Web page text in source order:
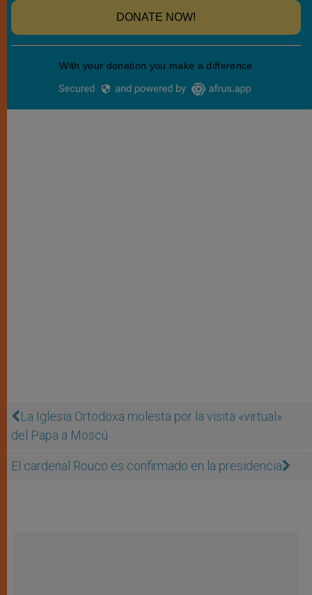
La Iglesia Ortodoxa molesta por la visita «virtual»
del Papa a Moscú
El cardenal Rouco es confirmado en la presidencia